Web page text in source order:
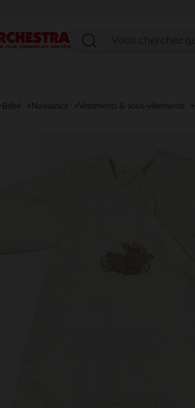
Bébé Naissance Vetements & sous-vêtements